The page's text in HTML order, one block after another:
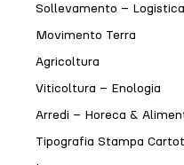
Sollevamento – Logistica
Movimento Terra
Agricoltura
Viticoltura – Enologia
Arredi – Horeca &
Tipografia Stampa